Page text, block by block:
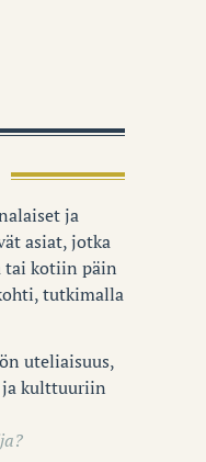
ja
asiat, jotka
tai kotiin päin
tutkimalla
uteliaisuus,
ja kulttuuriin